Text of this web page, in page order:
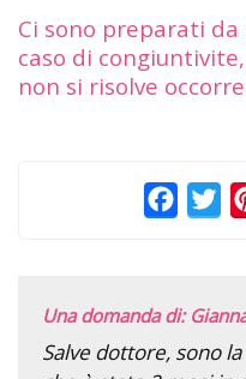
Ci sono preparati
caso di
non si risolve
Una domanda di:
Salve dottore, sono